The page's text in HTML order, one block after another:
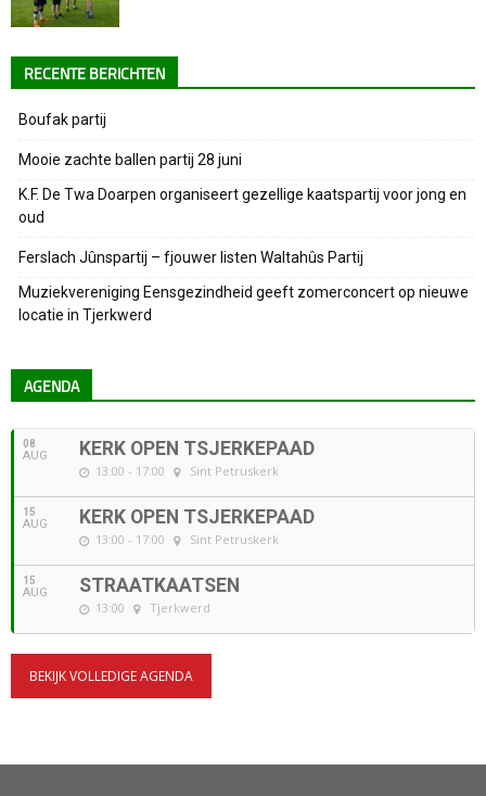
RECENTE BERICHTEN
Boufak partij
Mooie zachte ballen partij 28 juni
K.F. De Twa Doarpen organiseert gezellige kaatspartij voor jong en
oud
Ferslach Jûnspartij – fjouwer listen Waltahûs Partij
Muziekvereniging Eensgezindheid geeft zomerconcert op nieuwe
locatie in Tjerkwerd
AGENDA
08
AUG KERK OPEN TSJERKEPAAD
13:00 - 17:00 Sint Petruskerk
15
AUG KERK OPEN TSJERKEPAAD
13:00 - 17:00 Sint Petruskerk
15
AUG STRAATKAATSEN
13:00 Tjerkwerd
BEKIJK VOLLEDIGE AGENDA